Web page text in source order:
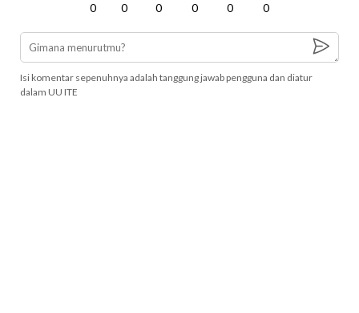
0 0 0 0 0 0
Isi komentar sepenuhnya adalah tanggung jawab pengguna dan diatur
dalam UU ITE